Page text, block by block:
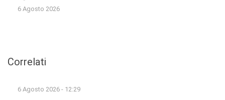
6 Agosto 2026
Correlati
6 Agosto 2026 - 12:29